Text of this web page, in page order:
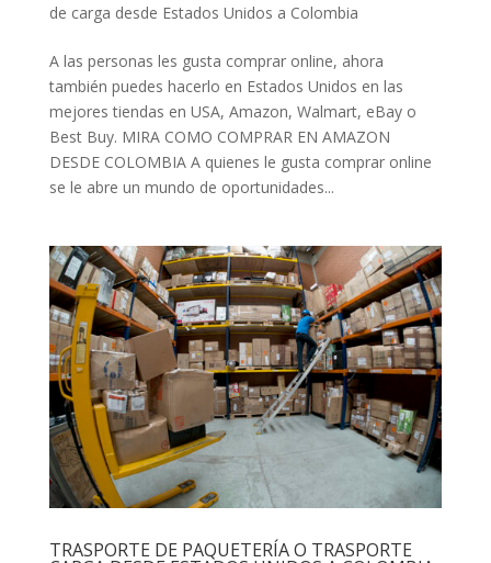
de carga desde Estados Unidos a Colombia
A las personas les gusta comprar online, ahora
también puedes hacerlo en Estados Unidos en las
mejores tiendas en USA, Amazon, Walmart, eBay o
Best Buy. MIRA COMO COMPRAR EN AMAZON
DESDE COLOMBIA A quienes le gusta comprar online
se le abre un mundo de oportunidades...
TRASPORTE DE PAQUETERÍA O TRASPORTE